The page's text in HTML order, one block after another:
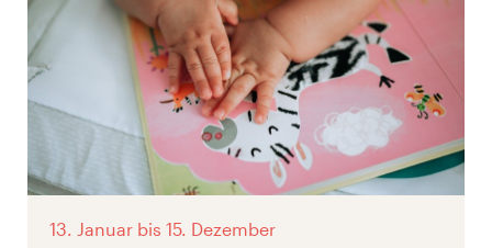
13. Januar bis 15. Dezember